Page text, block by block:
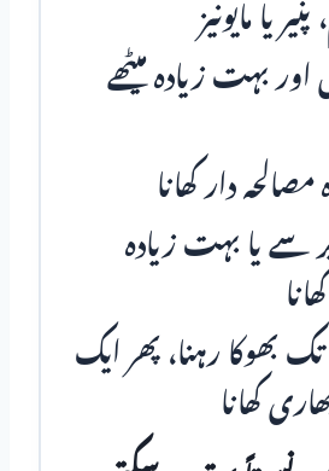
یا مایونیز
اور بہت زیادہ میٹھے
دار کھانا
سے یا بہت زیادہ
بھوکا رہنا، پھر ایک
کھانا